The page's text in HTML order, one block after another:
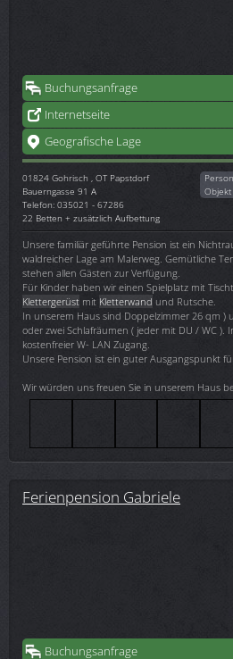
Buchungsanfrage
Internetseite
Geografische Lage
01824 Gohrisch , OT Papstdorf
Bauerngasse 91 A
Telefon: 035021 - 67286
22 Betten + zusätzlich Aufbettung
Objekt
Unsere familiär geführte Pension ist ein
waldreicher Lage am Malerweg. Gemütliche
stehen allen Gästen zur Verfügung.
Für Kinder haben wir einen Spielplatz mit
Klettergerüst mit Kletterwand und Rutsche.
In unserem Haus sind Doppelzimmer 26 qm )
oder zwei Schlafräumen ( jeder mit DU / WC ).
kostenfreier W- LAN Zugang.
Unsere Pension ist ein guter Ausgangspunkt
Wir würden uns freuen Sie in unserem Haus
Ferienpension Gabriele
Buchungsanfrage